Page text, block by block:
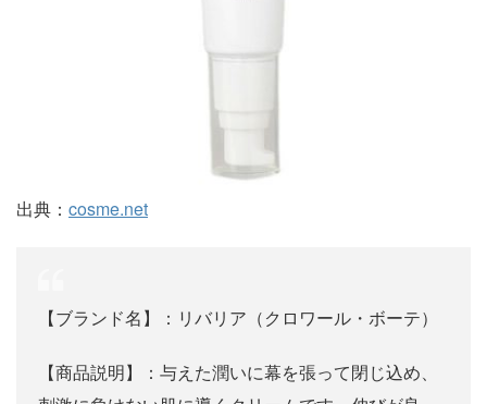
出典： cosme.net
【ブランド名】：リバリア（クロワール・ボーテ）
【商品説明】：与えた潤いに幕を張って閉じ込め、